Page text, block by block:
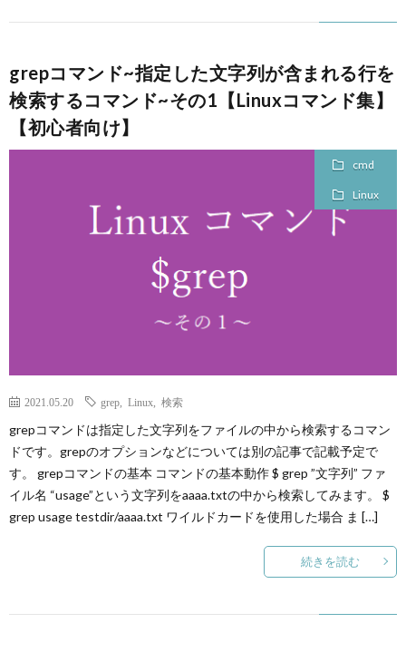
grepコマンド~指定した文字列が含まれる行を
検索するコマンド~その1【Linuxコマンド集】
【初心者向け】
cmd
Linux
2021.05.20 grep Linux 検索
grepコマンドは指定した文字列をファイルの中から検索するコマン
ドです。grepのオプションなどについては別の記事で記載予定で
す。 grepコマンドの基本 コマンドの基本動作 $ grep ”文字列” ファ
イル名 “usage”という文字列をaaaa.txtの中から検索してみます。 $
grep usage testdir/aaaa.txt ワイルドカードを使用した場合 ま […]
続きを読む